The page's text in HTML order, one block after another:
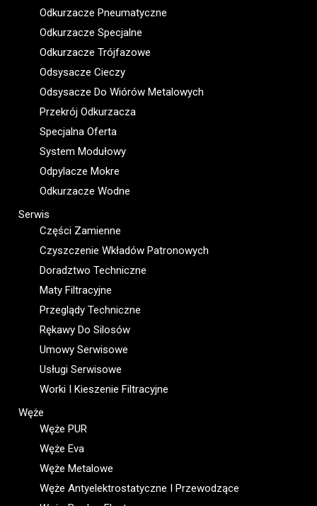
Odkurzacze Pneumatyczne
Odkurzacze Specjalne
Odkurzacze Trójfazowe
Odsysacze Cieczy
Odsysacze Do Wiórów Metalowych
Przekrój Odkurzacza
Specjalna Oferta
System Modułowy
Odpylacze Mokre
Odkurzacze Wodne
Serwis
Części Zamienne
Czyszczenie Wkładów Patronowych
Doradztwo Techniczne
Maty Filtracyjne
Przeglądy Techniczne
Rękawy Do Silosów
Umowy Serwisowe
Usługi Serwisowe
Worki I Kieszenie Filtracyjne
Węże
Węże PUR
Węże Eva
Węże Metalowe
Węże Antyelektrostatyczne I Przewodzące